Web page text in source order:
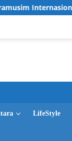
LifeStyle